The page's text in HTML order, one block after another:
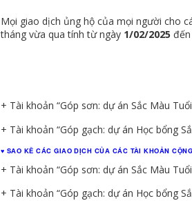
Mọi giao dịch ủng hộ của mọi người cho
tháng vừa qua tính từ ngày 1/02/2025
+ Tài khoản “Góp sơn: dự án Sắc Màu
+ Tài khoản “Góp gạch: dự án Học bổng
♥ SAO KÊ CÁC GIAO DỊCH CỦA CÁC TÀI KHOẢN
+ Tài khoản “Góp sơn: dự án Sắc Màu
+ Tài khoản “Góp gạch: dự án Học bổng